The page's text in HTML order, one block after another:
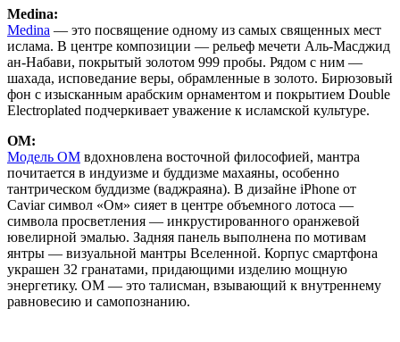
Medina:
Medina — это посвящение одному из самых священных мест
ислама. В центре композиции — рельеф мечети Аль-Масджид
ан-Набави, покрытый золотом 999 пробы. Рядом с ним —
шахада, исповедание веры, обрамленные в золото. Бирюзовый
фон с изысканным арабским орнаментом и покрытием Double
Electroplated подчеркивает уважение к исламской культуре.
OM:
Модель OM вдохновлена восточной философией, мантра
почитается в индуизме и буддизме махаяны, особенно
тантрическом буддизме (ваджраяна). В дизайне iPhone от
Caviar символ «Ом» сияет в центре объемного лотоса —
символа просветления — инкрустированного оранжевой
ювелирной эмалью. Задняя панель выполнена по мотивам
янтры — визуальной мантры Вселенной. Корпус смартфона
украшен 32 гранатами, придающими изделию мощную
энергетику. OM — это талисман, взывающий к внутреннему
равновесию и самопознанию.